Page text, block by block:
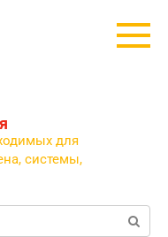
для
системы,